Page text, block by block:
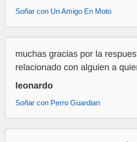
Soñar con Un Amigo En Moto
muchas gracias por la
relacionado con alguien a
leonardo
Soñar con Perro Guardian